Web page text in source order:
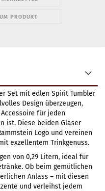
PRODUKT
Set mit edlen Spirit Tumbler
Design überzeugen,
für jeden
ist. Diese beiden Gläser
Logo und vereinen
exzellentem Trinkgenuss.
von 0,29 Litern, ideal für
Ob beim gemütlichen
Anlass – mit diesen
und verleihst jedem